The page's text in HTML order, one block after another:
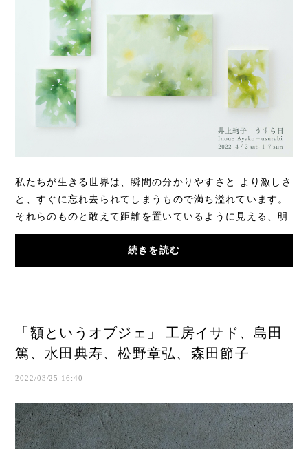
私たちが生きる世界は、瞬間の分かりやすさと より激しさ
と、すぐに忘れ去られてしまうもので満ち溢れています。
それらのものと敢えて距離を置いているように見える、明
瞭な境界線を持たない井上の画風は、内と外...
続きを読む
「額というオブジェ」 工房イサド、島田
篤、水田典寿、松野章弘、森田節子
2022/03/25 16:40